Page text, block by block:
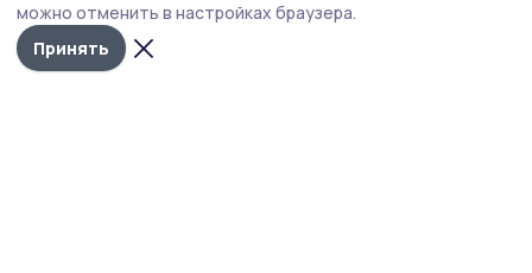
можно отменить в настройках браузера.
Принять